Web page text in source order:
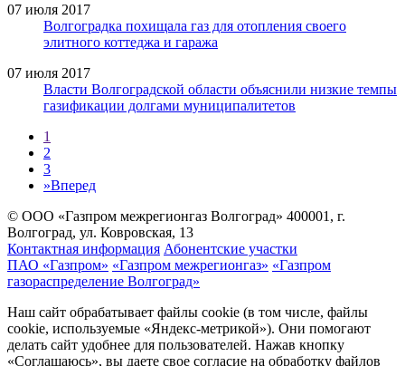
07 июля 2017
Волгоградка похищала газ для отопления своего
элитного коттеджа и гаража
07 июля 2017
Власти Волгоградской области объяснили низкие темпы
газификации долгами муниципалитетов
1
2
3
»Вперед
© ООО «Газпром межрегионгаз Волгоград» 400001, г.
Волгоград, ул. Ковровская, 13
Контактная информация Абонентские участки
ПАО «Газпром» «Газпром межрегионгаз» «Газпром
газораспределение Волгоград»
Наш сайт обрабатывает файлы cookie (в том числе, файлы
cookie, используемые «Яндекс-метрикой»). Они помогают
делать сайт удобнее для пользователей. Нажав кнопку
«Соглашаюсь», вы даете свое согласие на обработку файлов